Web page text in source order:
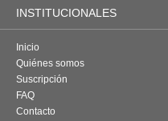
INSTITUCIONALES
Inicio
Quiénes somos
Suscripción
FAQ
Contacto